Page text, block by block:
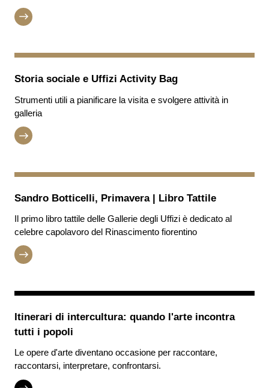
Storia sociale e Uffizi Activity Bag
Strumenti utili a pianificare la visita e svolgere attività in
galleria
Sandro Botticelli, Primavera | Libro Tattile
Il primo libro tattile delle Gallerie degli Uffizi è dedicato al
celebre capolavoro del Rinascimento fiorentino
Itinerari di intercultura: quando l'arte incontra
tutti i popoli
Le opere d'arte diventano occasione per raccontare,
raccontarsi, interpretare, confrontarsi.